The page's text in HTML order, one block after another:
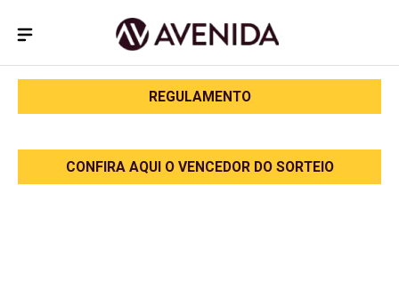
REGULAMENTO
CONFIRA AQUI O VENCEDOR DO SORTEIO